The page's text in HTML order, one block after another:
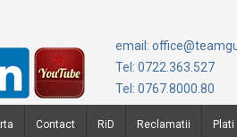
email:
Tel: 0722.363.527
Tel: 0767.8000.80
Contact RiD Reclamatii Plati